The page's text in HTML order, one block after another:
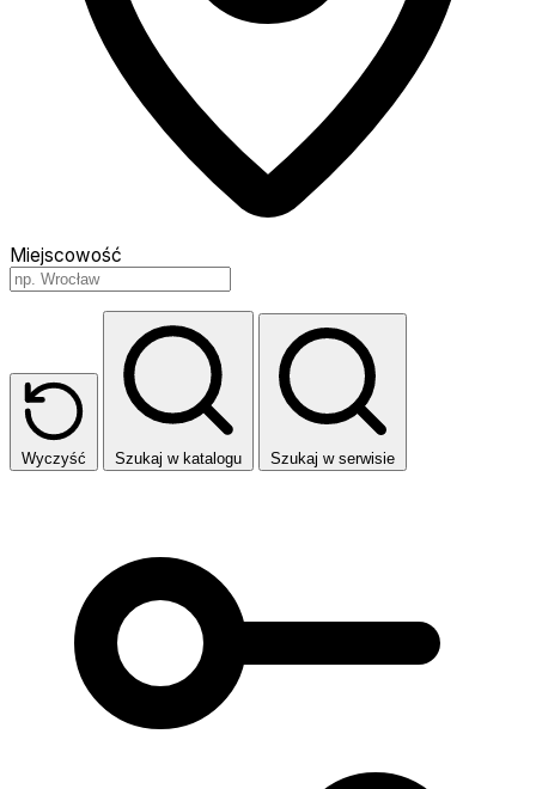
Miejscowość
Wyczyść Szukaj w katalogu Szukaj w serwisie